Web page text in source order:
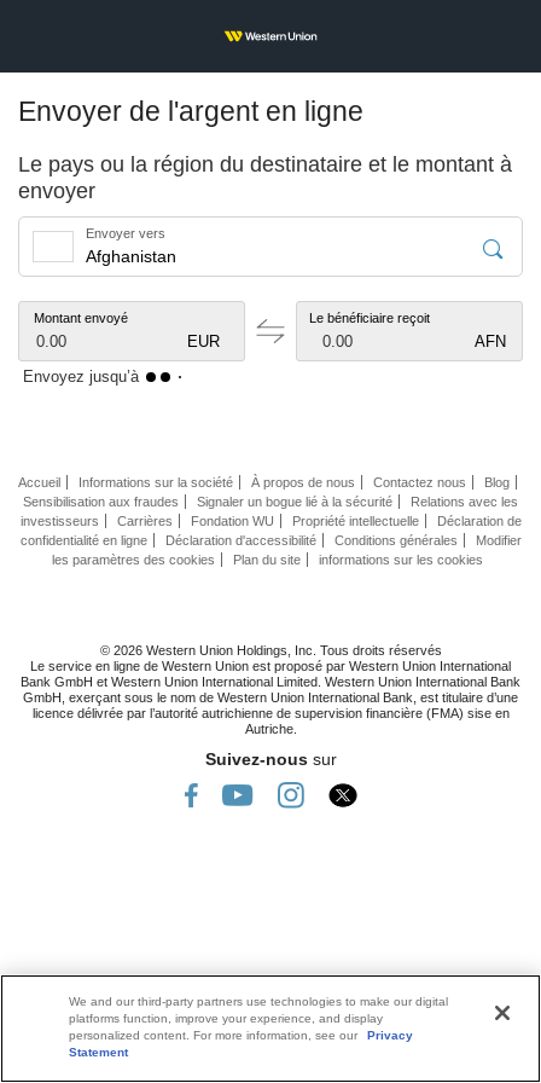
Envoyer de l'argent en ligne
Le pays ou la région du destinataire et le montant à
envoyer
Envoyer vers
Montant envoyé
EUR
0.00
Le bénéficiaire reçoit
AFN
0.00
Envoyez jusqu’à
Accueil Informations sur la société À propos de nous Contactez nous
Blog
Sensibilisation aux fraudes
Signaler un bogue lié à la sécurité
Relations avec les
investisseurs
Carrières Fondation WU Propriété intellectuelle
Déclaration de
confidentialité en ligne
Déclaration d'accessibilité Conditions générales
Modifier
les paramètres des cookies
Plan du site informations sur les cookies
© 2026 Western Union Holdings, Inc. Tous droits réservés
Le service en ligne de Western Union est proposé par Western Union International
Bank GmbH et Western Union International Limited. Western Union International Bank
GmbH, exerçant sous le nom de Western Union International Bank, est titulaire d’une
licence délivrée par l’autorité autrichienne de supervision financière (FMA) sise en
Autriche.
Suivez-noussur
We and our third-party partners use technologies to make our digital
platforms function, improve your experience, and display
personalized content. For more information, see our
Privacy
Statement